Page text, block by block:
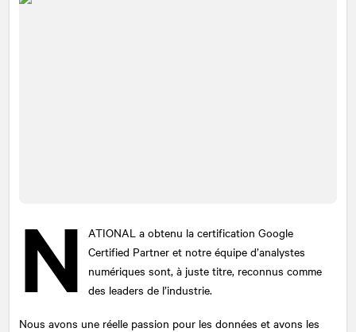
N ATIONAL a obtenu la certification Google
Certified Partner et notre équipe d’analystes
numériques sont, à juste titre, reconnus comme
des leaders de l’industrie.
Nous avons une réelle passion pour les données et avons les
Ce site est protégé par reCATPCHA et lapolitique de
confidentialitéet lestermes et conditions
de Google
s'appliquent.